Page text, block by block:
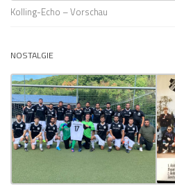
Kolling-Echo – Vorschau
NOSTALGIE